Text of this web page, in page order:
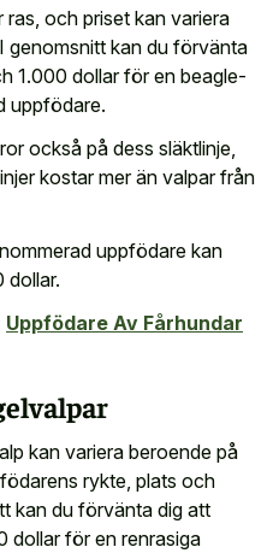
och priset kan variera
genomsnitt kan du förvänta
1.000 dollar för en beagle-
uppfödare.
också på dess släktlinje,
kostar mer än valpar från
uppfödare kan
dollar.
Uppfödare Av Fårhundar
kan variera beroende på
rykte, plats och
kan du förvänta dig att
dollar för en renrasiga